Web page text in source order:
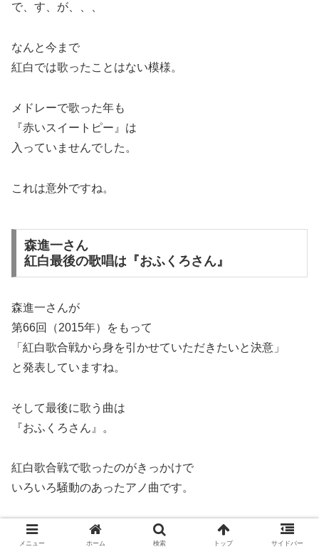
で、す、が、、、
なんと今まで
紅白では歌ったことはない模様。
メドレーで歌った年も
『赤いスイートピー』は
入っていませんでした。
これは意外ですね。
森進一さん
紅白最後の歌唱は『おふくろさん』
森進一さんが
第66回（2015年）をもって
「紅白歌合戦から身を引かせていただきたいと決意」
と発表していますね。
そして最後に歌う曲は
『おふくろさん』。
紅白歌合戦で歌ったのがきっかけで
いろいろ騒動のあったアノ曲です。
「紅白らしい曲」とも言えますかね～
メニュー ホーム 検索 トップ サイドバー